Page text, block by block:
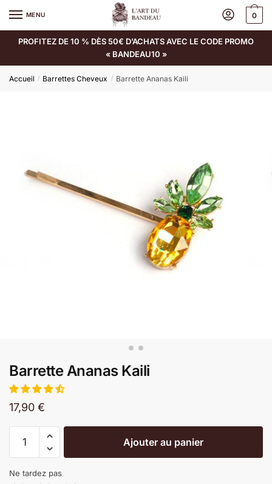
MENU 0
PROFITEZ DE 10 % DÈS 50€ D’ACHATS AVEC LE CODE PROMO
« BANDEAU10 »
Accueil / Barrettes Cheveux / Barrette Ananas Kaili
Barrette Ananas Kaili
17,90 €
Ajouter au panier
Ne tardez pas